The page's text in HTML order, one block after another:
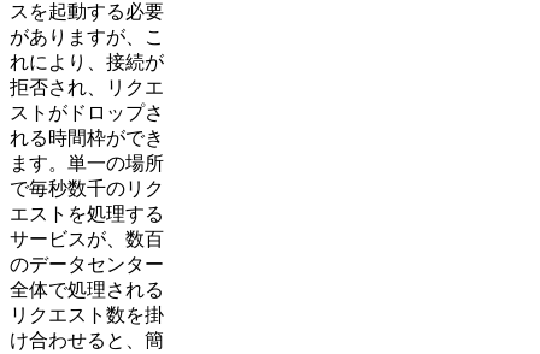
スを起動する必要
がありますが、こ
れにより、接続が
拒否され、リクエ
ストがドロップさ
れる時間枠ができ
ます。単一の場所
で毎秒数千のリク
エストを処理する
サービスが、数百
のデータセンター
全体で処理される
リクエスト数を掛
け合わせると、簡